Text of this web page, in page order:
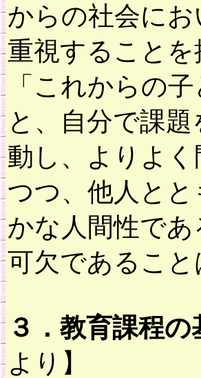
からの社会に
重視すること
「これからの
と、自分で課
動し、よりよ
つつ、他人と
かな人間性で
可欠であるこ
３．教育課程
より】